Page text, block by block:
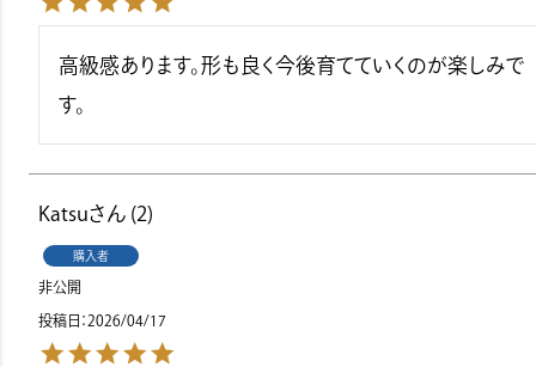
高級感あります。形も良く今後育てていくのが楽しみで
す。
Katsu 2
購入者
非公開
投稿日 2026/04/17